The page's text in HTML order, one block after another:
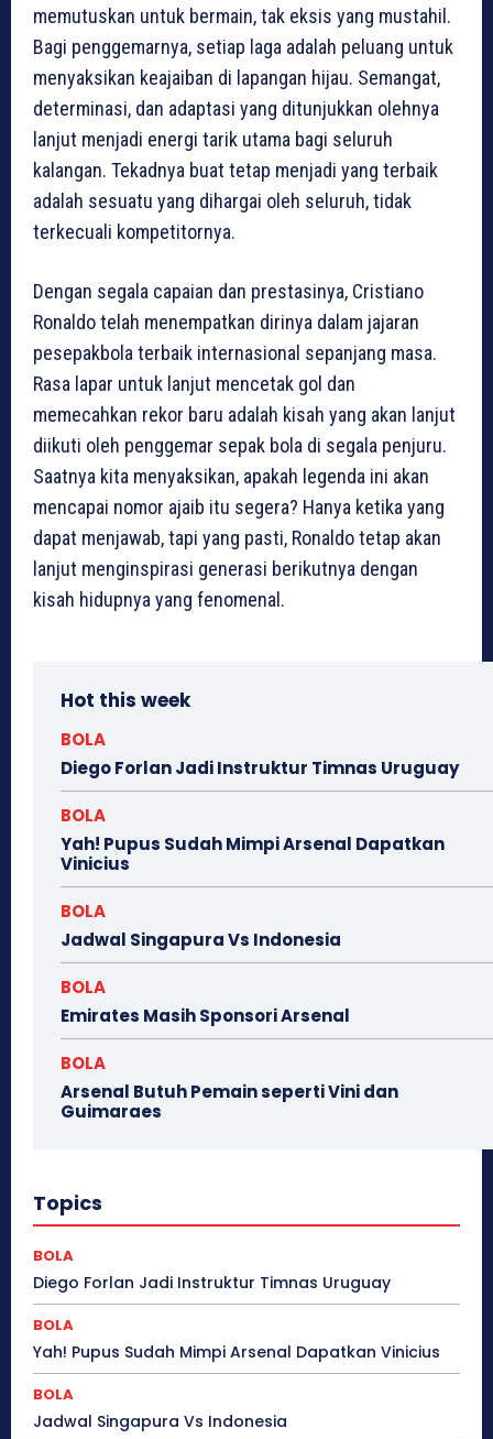
memutuskan untuk bermain, tak eksis yang mustahil.
Bagi penggemarnya, setiap laga adalah peluang untuk
menyaksikan keajaiban di lapangan hijau. Semangat,
determinasi, dan adaptasi yang ditunjukkan olehnya
lanjut menjadi energi tarik utama bagi seluruh
kalangan. Tekadnya buat tetap menjadi yang terbaik
adalah sesuatu yang dihargai oleh seluruh, tidak
terkecuali kompetitornya.
Dengan segala capaian dan prestasinya, Cristiano
Ronaldo telah menempatkan dirinya dalam jajaran
pesepakbola terbaik internasional sepanjang masa.
Rasa lapar untuk lanjut mencetak gol dan
memecahkan rekor baru adalah kisah yang akan lanjut
diikuti oleh penggemar sepak bola di segala penjuru.
Saatnya kita menyaksikan, apakah legenda ini akan
mencapai nomor ajaib itu segera? Hanya ketika yang
dapat menjawab, tapi yang pasti, Ronaldo tetap akan
lanjut menginspirasi generasi berikutnya dengan
kisah hidupnya yang fenomenal.
Hot this week
BOLA
Diego Forlan Jadi Instruktur Timnas Uruguay
BOLA
Yah! Pupus Sudah Mimpi Arsenal Dapatkan
Vinicius
BOLA
Jadwal Singapura Vs Indonesia
BOLA
Emirates Masih Sponsori Arsenal
BOLA
Arsenal Butuh Pemain seperti Vini dan
Guimaraes
Topics
BOLA
Diego Forlan Jadi Instruktur Timnas Uruguay
BOLA
Yah! Pupus Sudah Mimpi Arsenal Dapatkan Vinicius
BOLA
Jadwal Singapura Vs Indonesia